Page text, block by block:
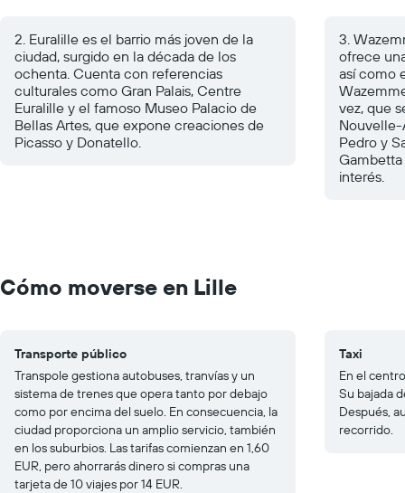
2. Euralille es el barrio más joven de la
ciudad, surgido en la década de los
ochenta. Cuenta con referencias
culturales como Gran Palais, Centre
Euralille y el famoso Museo Palacio de
Bellas Artes, que expone creaciones de
Picasso y Donatello.
3.
ofrece
así como
vez, que
Nouvelle-
Pedro y
Gambetta
interés.
Cómo moverse en Lille
Transporte público
Transpole gestiona autobuses, tranvías y un
sistema de trenes que opera tanto por debajo
como por encima del suelo. En consecuencia, la
ciudad proporciona un amplio servicio, también
en los suburbios. Las tarifas comienzan en 1,60
EUR, pero ahorrarás dinero si compras una
tarjeta de 10 viajes por 14 EUR.
Taxi
En el
Su bajada
Después,
recorrido.